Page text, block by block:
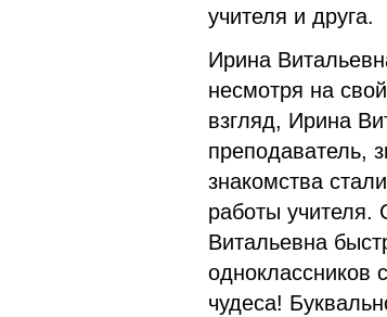
учителя и друга.
Ирина
несмотря на
взгляд, Ирина
преподаватель,
знакомства
работы
Витальевна
одноклассников
чудеса!